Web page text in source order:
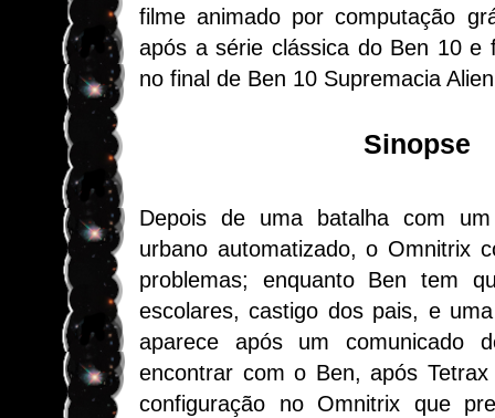
filme animado por computação
após a série clássica do Ben 10 e
no final de Ben 10 Supremacia
Sinopse
Depois de uma batalha com
urbano automatizado, o Omnitrix
problemas; enquanto Ben tem
escolares, castigo dos pais, e
aparece após um comunicado
encontrar com o Ben, após
configuração no Omnitrix que